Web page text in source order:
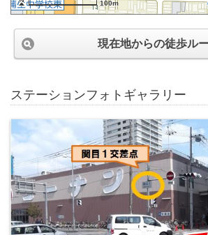
100m
現在地からの徒歩ル
ステーションフォトギャラリー